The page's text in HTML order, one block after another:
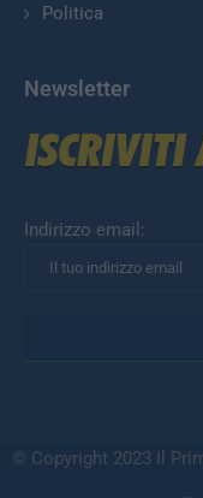
Politica
Newsletter
Indirizzo email:
© Copyright 2023 Il